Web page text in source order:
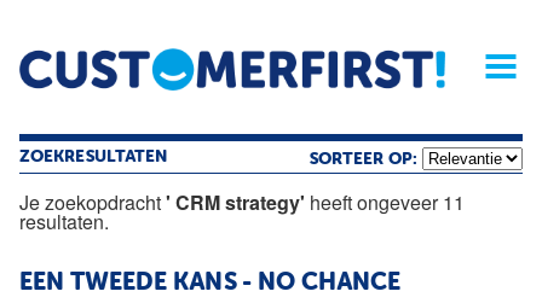
Home Opinie Archief
Magazine
ZOEKRESULTATEN SORTEER OP:
Je zoekopdracht' CRM strategy' heeft ongeveer 11
resultaten.
EEN TWEEDE KANS - NO CHANCE